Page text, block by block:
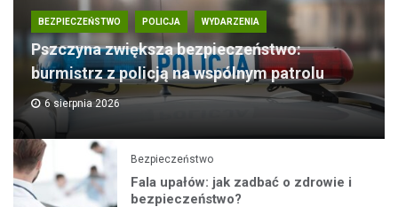
BEZPIECZEŃSTWO POLICJA WYDARZENIA
Pszczyna zwiększa bezpieczeństwo:
burmistrz z policją na wspólnym patrolu
6 sierpnia 2026
Bezpieczeństwo
Fala upałów: jak zadbać o zdrowie i
bezpieczeństwo?